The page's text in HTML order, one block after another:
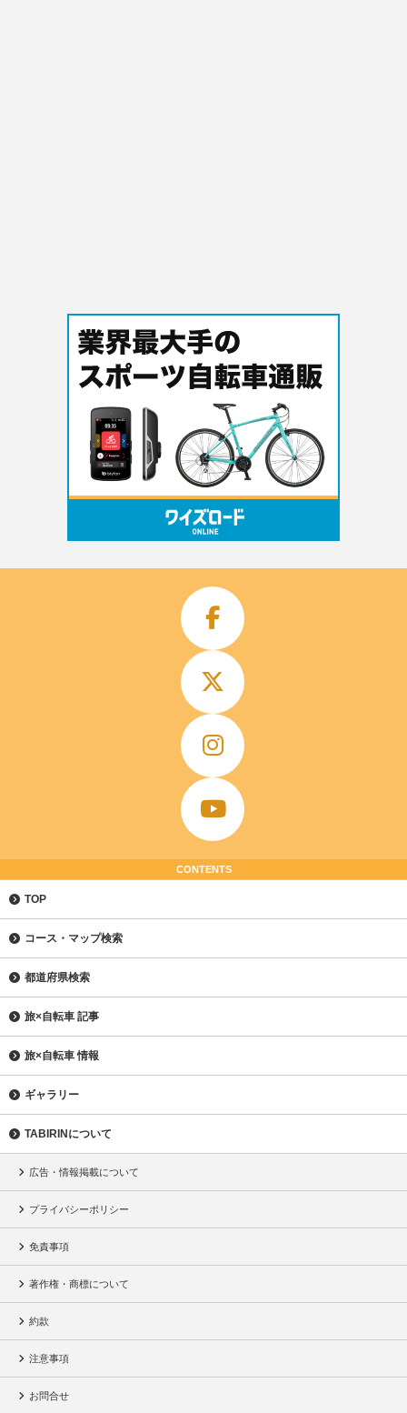
CONTENTS
TOP
コース・マップ検索
都道府県検索
旅×自転車 記事
旅×自転車 情報
ギャラリー
TABIRINについて
広告・情報掲載について
プライバシーポリシー
免責事項
著作権・商標について
約款
注意事項
お問合せ